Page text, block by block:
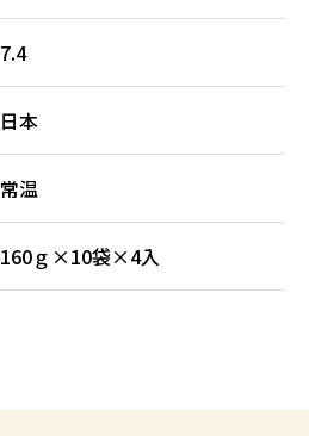
7.4
日本
常温
160ｇ×10袋×4入